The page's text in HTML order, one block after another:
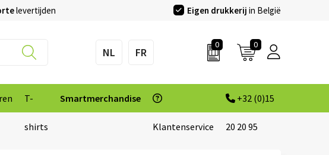
levertijden Eigen drukkerij in België
NL FR
0 0
T-
shirts
Smartmerchandise
Klantenservice
+32 (0)15
20 20 95